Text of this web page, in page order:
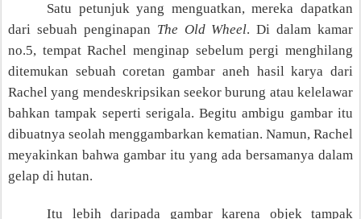
Satu petunjuk yang menguatkan, mereka dapatkan
dari sebuah penginapan The Old Wheel. Didalam kamar
no.5, tempat Rachel menginap sebelum pergi menghilang
ditemukan sebuah coretan gambar aneh hasil karya dari
Rachel yang mendeskripsikan seekor burung atau kelelawar
bahkan tampak seperti serigala. Begitu ambigu gambar itu
dibuatnya seolah menggambarkan kematian. Namun, Rachel
meyakinkan bahwa gambar itu yang ada bersamanya dalam
gelap di hutan.
Itu lebih daripada gambar karena objek tampak